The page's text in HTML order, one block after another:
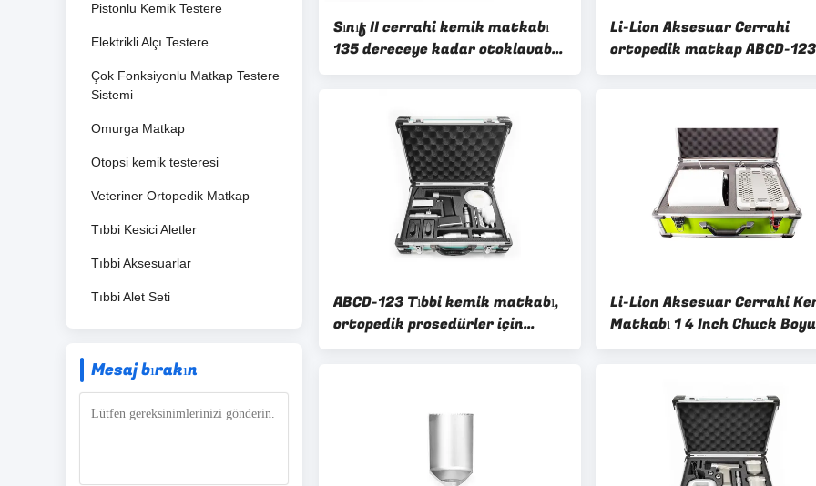
Pistonlu Kemik Testere
Elektrikli Alçı Testere
Çok Fonksiyonlu Matkap Testere
Sistemi
Omurga Matkap
Otopsi kemik testeresi
Veteriner Ortopedik Matkap
Tıbbi Kesici Aletler
Tıbbi Aksesuarlar
Tıbbi Alet Seti
Mesaj bırakın
Sınıf II cerrahi kemik matkabı
135 dereceye kadar otoklavable
enstrüman sterilizasyon
tasarlanmış otoklav
Li-Lion Aksesuar Cerrahi
ortopedik matkap ABCD-123
Cerrahi aletler gerektiren
ABCD-123 Tıbbi kemik matkabı,
ortopedik prosedürler için
siparişe göre özelleştirilebilir
Li-Lion Aksesuar Cerrahi
Matkabı 1 4 Inch Chuck
Cerrahi Acetabular Kemik